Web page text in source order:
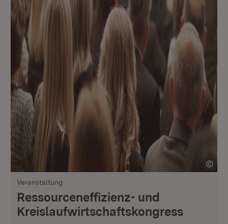
Veranstaltung
Ressourceneffizienz- und
Kreislauf­wirtschaftskongress